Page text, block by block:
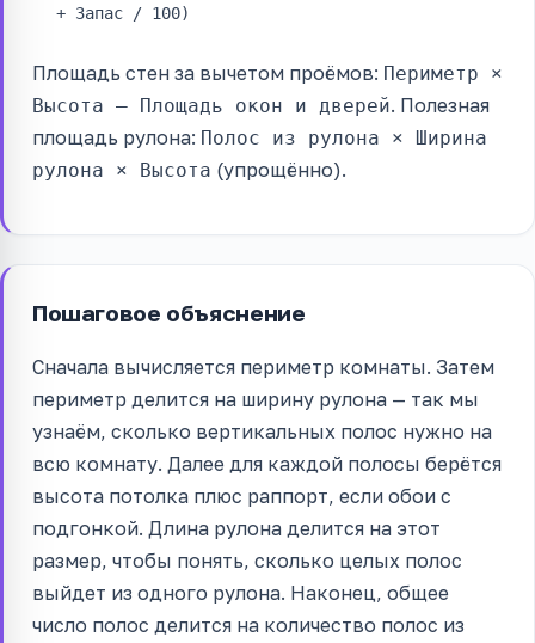
+ Запас / 100)
Площадь стен за вычетом проёмов: Периметр ×
Высота – Площадь окон и дверей. Полезная
площадь рулона: Полос из рулона × Ширина
рулона × Высота (упрощённо).
Пошаговое объяснение
Сначала вычисляется периметр комнаты. Затем
периметр делится на ширину рулона — так мы
узнаём, сколько вертикальных полос нужно на
всю комнату. Далее для каждой полосы берётся
высота потолка плюс раппорт, если обои с
подгонкой. Длина рулона делится на этот
размер, чтобы понять, сколько целых полос
выйдет из одного рулона. Наконец, общее
число полос делится на количество полос из